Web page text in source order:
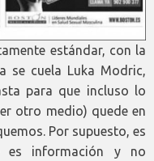
estándar, con la
se cuela Luka Modric,
para que incluso lo
otro medio) quede en
Por supuesto, es
es información y no